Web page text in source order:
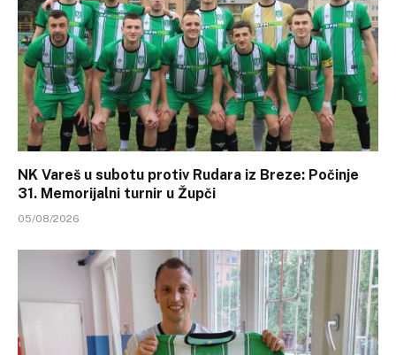
NK Vareš u subotu protiv Rudara iz Breze: Počinje
31. Memorijalni turnir u Župči
05/08/2026